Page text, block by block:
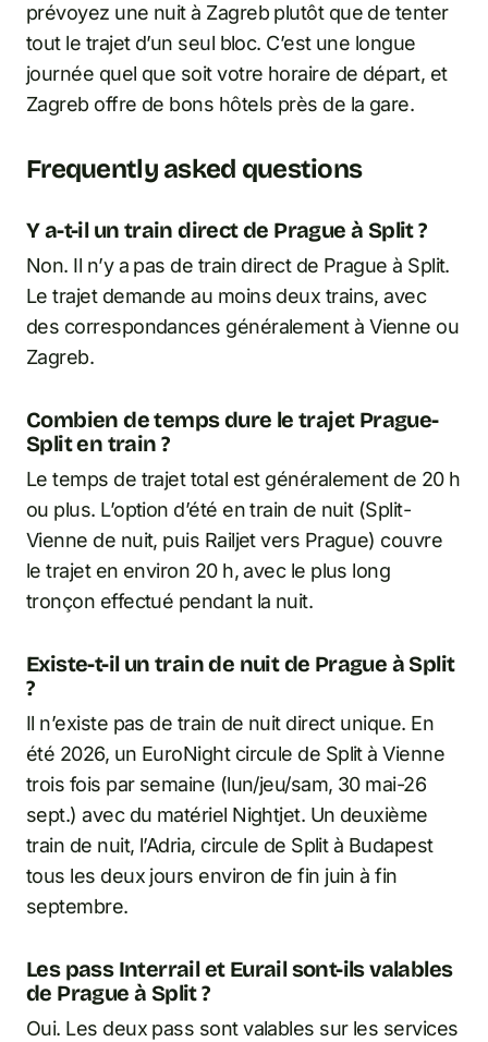
prévoyez une nuit à Zagreb plutôt que de tenter
tout le trajet d’un seul bloc. C’est une longue
journée quel que soit votre horaire de départ, et
Zagreb offre de bons hôtels près de la gare.
Frequently asked questions
Y a-t-il un train direct de Prague à Split ?
Non. Il n’y a pas de train direct de Prague à Split.
Le trajet demande au moins deux trains, avec
des correspondances généralement à Vienne ou
Zagreb.
Combien de temps dure le trajet Prague-
Split en train ?
Le temps de trajet total est généralement de 20 h
ou plus. L’option d’été en train de nuit (Split-
Vienne de nuit, puis Railjet vers Prague) couvre
le trajet en environ 20 h, avec le plus long
tronçon effectué pendant la nuit.
Existe-t-il un train de nuit de Prague à Split
?
Il n’existe pas de train de nuit direct unique. En
été 2026, un EuroNight circule de Split à Vienne
trois fois par semaine (lun/jeu/sam, 30 mai-26
sept.) avec du matériel Nightjet. Un deuxième
train de nuit, l’Adria, circule de Split à Budapest
tous les deux jours environ de fin juin à fin
septembre.
Les pass Interrail et Eurail sont-ils valables
de Prague à Split ?
Oui. Les deux pass sont valables sur les services